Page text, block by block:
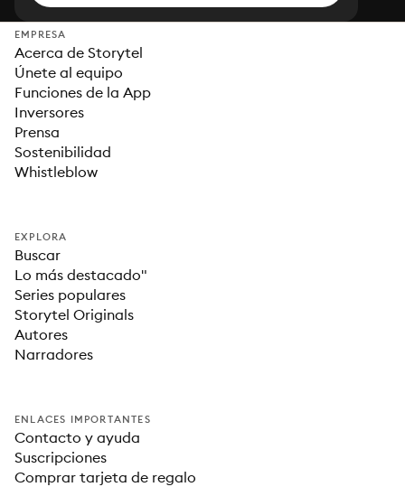
EMPRESA
Acerca de Storytel
Únete al equipo
Funciones de la App
Inversores
Prensa
Sostenibilidad
Whistleblow
EXPLORA
Buscar
Lo más destacado"
Series populares
Storytel Originals
Autores
Narradores
ENLACES IMPORTANTES
Contacto y ayuda
Suscripciones
Comprar tarjeta de regalo